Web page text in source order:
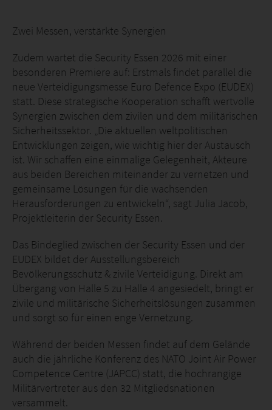
Zwei Messen, verstärkte Synergien
Zudem wartet die Security Essen 2026 mit einer
besonderen Premiere auf: Erstmals findet parallel die
neue Verteidigungsmesse Euro Defence Expo (EUDEX)
statt. Diese strategische Kooperation schafft wertvolle
Synergien zwischen dem zivilen und dem militärischen
Sicherheitssektor. „Die aktuellen weltpolitischen
Entwicklungen zeigen, wie wichtig hier der Austausch
ist. Wir schaffen eine einmalige Gelegenheit, Akteure
aus beiden Bereichen miteinander zu vernetzen und
gemeinsame Lösungen für die wachsenden
Herausforderungen zu entwickeln“, sagt Julia Jacob,
Projektleiterin der Security Essen.
Das Bindeglied zwischen der Security Essen und der
EUDEX bildet der Ausstellungsbereich
Bevölkerungsschutz & zivile Verteidigung. Direkt am
Übergang von Halle 5 zu Halle 4 angesiedelt, bringt er
zivile und militärische Sicherheitslösungen zusammen
und sorgt so für einen enge Vernetzung.
Während der beiden Messen findet auf dem Gelände
auch die jährliche Konferenz des NATO Joint Air Power
Competence Centre (JAPCC) statt, die hochrangige
Militärvertreter aus den 32 Mitgliedsnationen
versammelt.